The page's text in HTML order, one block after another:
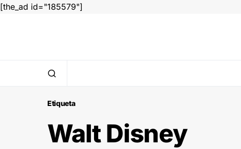
[the_ad id="185579"]
Etiqueta
Walt Disney